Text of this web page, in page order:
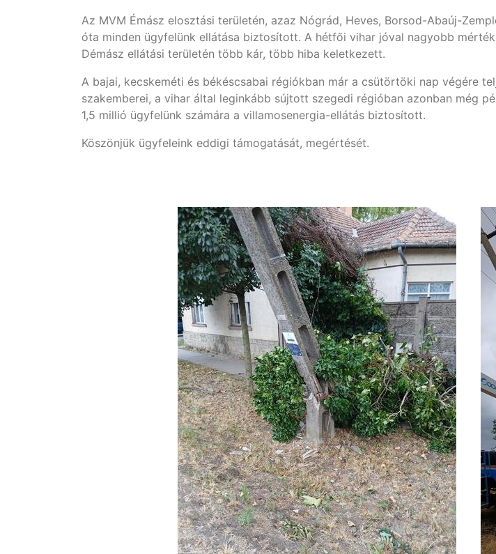
Az MVM Émász elosztási területén, azaz Nógrád, Heves, Borsod-Abaúj-
óta minden ügyfelünk ellátása biztosított. A hétfői vihar jóval nagyobb
Démász ellátási területén több kár, több hiba keletkezett.
A bajai, kecskeméti és békéscsabai régiókban már a csütörtöki nap végére
szakemberei, a vihar által leginkább sújtott szegedi régióban azonban még
1,5 millió ügyfelünk számára a villamosenergia-ellátás biztosított.
Köszönjük ügyfeleink eddigi támogatását, megértését.